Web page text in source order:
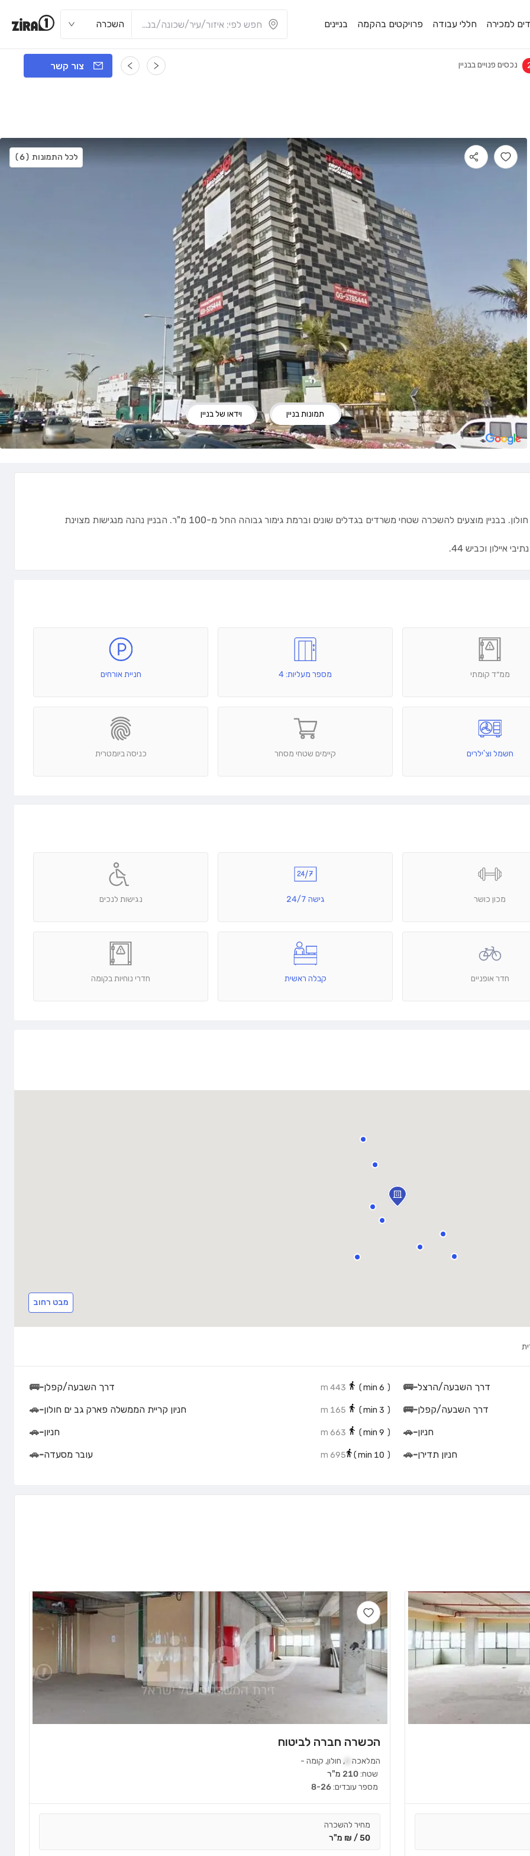
למכירה חללי עבודה פרויקטים בהקמה בניינים השכרה
נכסים פנויים בבניין צור קשר
תמונות בניין וידאו של בניין
לכל התמונות (6)
בניין משרדים חדש ומודרני הממוקם בכניסה לאזור התעשייה של חולון. בבניין מוצעים להשכרה שטחי משרדים בגדלים שונים וברמת גימור גבוהה החל מ-100 מ"ר. הבניין נהנה מנגישות מצוינת
ממ״ד קומתי מספר מעליות: 4 חניית אורחים
חשמל וצ'ילרים קיימים שטחי מסחר כניסה ביומטרית
מכון כושר גישה 24/7 נגישות לנכים
חדר אופניים קבלה ראשית חדרי נוחיות בקומה
מבט רחוב
דרך השבעה/הרצל-
🚌
(
6
443 m דרך השבעה/קפלן-
🚌
דרך השבעה/קפלן-
🚌
(
3
165 m חניון קריית הממשלה פארק גב ים חולון-
🚗
חניון-
🚗
(
9
663 m חניון-
🚗
חניון תדירן-
🚗
(
10
695 m עובר מסעדה-
🚗
הכשרה חברה לביטוח
המלאכה , חולון, קומה -
שטח:210 מ"ר
מספר עובדים:8-26
מחיר להשכרה
50 / ₪ מ"ר